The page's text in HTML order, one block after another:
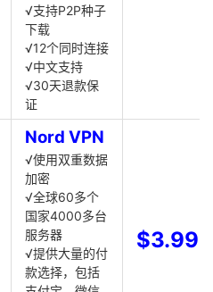
√支持P2P种子
下载
√12个同时连接
√中文支持
√30天退款保
证
Nord VPN
√使用双重数据
加密
√全球60多个
国家4000多台
服务器
√提供大量的付
款选择，包括
$3.99